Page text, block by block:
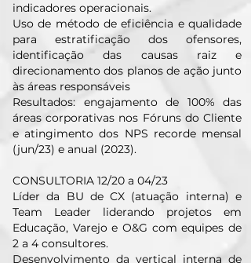
indicadores operacionais.
Uso de método de eficiência e qualidade
para estratificação dos ofensores,
identificação das causas raiz e
direcionamento dos planos de ação junto
às áreas responsáveis
Resultados: engajamento de 100% das
áreas corporativas nos Fóruns do Cliente
e atingimento dos NPS recorde mensal
(jun/23) e anual (2023).
CONSULTORIA 12/20 a 04/23
Líder da BU de CX (atuação interna) e
Team Leader liderando projetos em
Educação, Varejo e O&G com equipes de
2 a 4 consultores.
Desenvolvimento da vertical interna de